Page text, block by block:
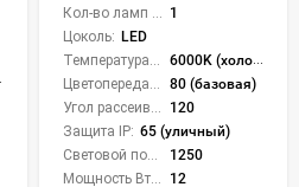
Кол-во ламп или LED: 1
Цоколь: LED
Температура света:
6000K (холодный)
Цветопередача (CRI):
80 (базовая)
Угол рассеивания света °:
120
Защита IP: 65 (уличный)
Световой поток Лм/м:
1250
Мощность Вт/м:
12